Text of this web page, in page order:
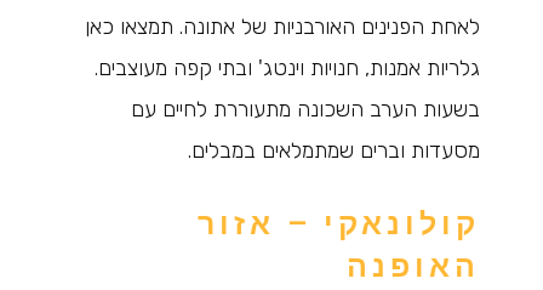
לאחת הפנינים האורבניות של אתונה. תמצאו כאן
גלריות אמנות, חנויות וינטג' ובתי קפה מעוצבים.
בשעות הערב השכונה מתעוררת לחיים עם
מסעדות וברים שמתמלאים במבלים.
קולונאקי – אזור
האופנה